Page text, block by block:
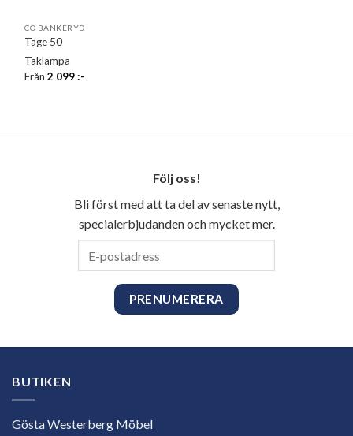
CO BANKERYD
Tage 50
Taklampa
Från2 099:-
Följ oss!
Bli först med att ta del av senaste nytt,
specialerbjudanden och mycket mer.
BUTIKEN
Gösta Westerberg Möbel